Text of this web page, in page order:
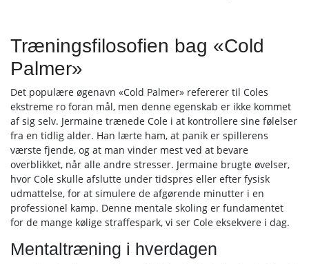
Træningsfilosofien bag «Cold
Palmer»
Det populære øgenavn «Cold Palmer» refererer til Coles
ekstreme ro foran mål, men denne egenskab er ikke kommet
af sig selv. Jermaine trænede Cole i at kontrollere sine følelser
fra en tidlig alder. Han lærte ham, at panik er spillerens
værste fjende, og at man vinder mest ved at bevare
overblikket, når alle andre stresser. Jermaine brugte øvelser,
hvor Cole skulle afslutte under tidspres eller efter fysisk
udmattelse, for at simulere de afgørende minutter i en
professionel kamp. Denne mentale skoling er fundamentet
for de mange kølige straffespark, vi ser Cole eksekvere i dag.
Mentaltræning i hverdagen